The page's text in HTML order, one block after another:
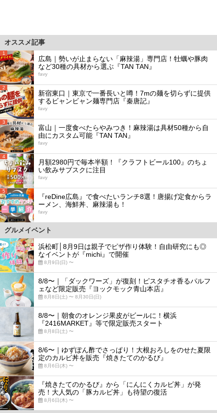
オススメ記事
1
広島｜勢いが止まらない「麻辣湯」専門店！牡蠣や豚肉
など30種の具材から選ぶ『TAN TAN』
favy
2
新宿東口｜東京で一番長いと噂！7mの麺を切らずに提供
するビャンビャン麺専門店『秦唐記』
favy
3
富山｜一度食べたらやみつき！麻辣湯は具材50種から自
由にカスタム可能『TAN TAN』
favy
4
月額2980円で毎本半額！『クラフトビール100』のちょ
い飲みサブスクに注目
favy
5
『reDine広島』で食べたいランチ8選！唐揚げ定食からラ
ーメン、海鮮丼、麻辣湯も！
favy
グルメイベント
浜松町│8月9日は親子でピザ作り体験！自由研究にも◎
なイベントが『michi』で開催
8月9日(日) 〜
8/8〜｜「ダックワーズ」が復刻！ピスタチオ香るパルフ
ェなど限定販売『ヨックモック青山本店』
8月8日(土) 〜 8月30日(日)
8/8〜｜朝食のオレンジ果皮がビールに！横浜
『2416MARKET』等で限定販売スタート
8月8日(土) 〜
8/6〜｜ゆずぽん酢でさっぱり！大根おろしをのせた夏限
定のカルビ丼を販売『焼きたてのかるび』
8月6日(木) 〜
『焼きたてのかるび』から「にんにくカルビ丼」が発
売！大人気の「豚カルビ丼」も待望の復活
8月6日(木) 〜